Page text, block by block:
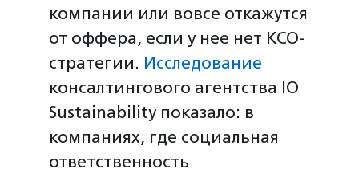
компании или вовсе откажутся
от оффера, если у нее нет КСО-
стратегии. Исследование
консалтингового агентства IO
Sustainability показало: в
компаниях, где социальная
ответственность